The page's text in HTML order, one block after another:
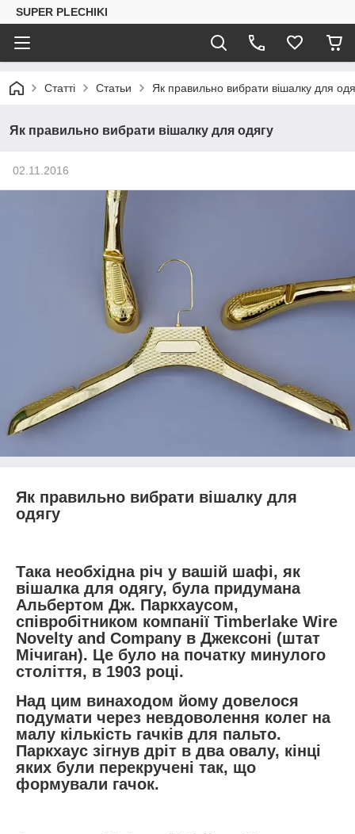
SUPER PLECHIKI
Статті Статьи Як правильно вибрати вішалку для
Як правильно вибрати вішалку для одягу
02.11.2016
Як правильно вибрати вішалку для
одягу
Така необхідна річ у вашій шафі, як
вішалка для одягу, була придумана
Альбертом Дж. Паркхаусом,
співробітником компанії Timberlake Wire
Novelty and Company в Джексоні (штат
Мічиган). Це було на початку минулого
століття, в 1903 році.
Над цим винаходом йому довелося
подумати через невдоволення колег на
малу кількість гачків для пальто.
Паркхаус зігнув дріт в два овалу, кінці
яких були перекручені так, що
формували гачок.